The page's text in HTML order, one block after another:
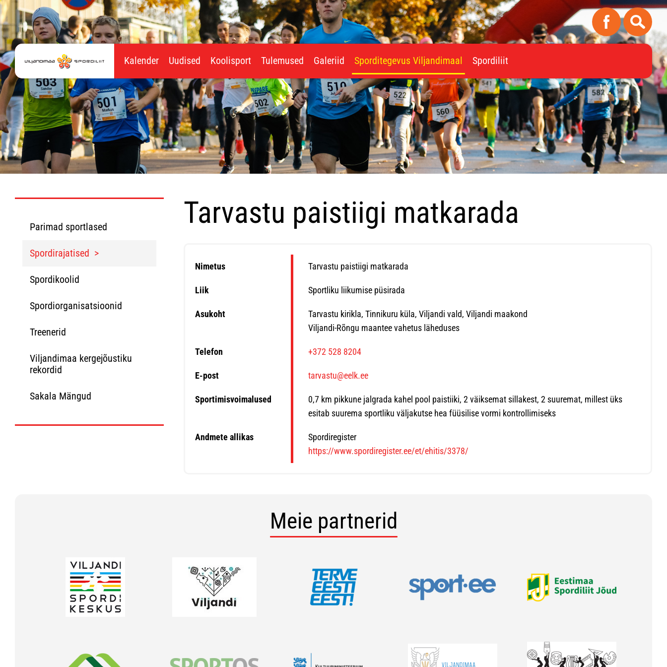
Kalender Uudised Koolisport Tulemused Galeriid Sporditegevus Viljandimaal Spordiliit
Parimad sportlased
Spordirajatised
Spordikoolid
Spordiorganisatsioonid
Treenerid
Viljandimaa kergejõustiku
rekordid
Sakala Mängud
Tarvastu paistiigi matkarada
Nimetus Tarvastu paistiigi matkarada
Liik Sportliku liikumise püsirada
Asukoht
Tarvastu kirikla, Tinnikuru küla, Viljandi vald, Viljandi maakond
Viljandi-Rõngu maantee vahetus läheduses
Telefon +372 528 8204
E-post tarvastu@eelk.ee
Sportimisvoimalused
0,7 km pikkune jalgrada kahel pool paistiiki, 2 väiksemat sillakest, 2 suuremat, millest üks
esitab suurema sportliku väljakutse hea füüsilise vormi kontrollimiseks
Andmete allikas
Spordiregister
https://www.spordiregister.ee/et/ehitis/3378/
Meie partnerid